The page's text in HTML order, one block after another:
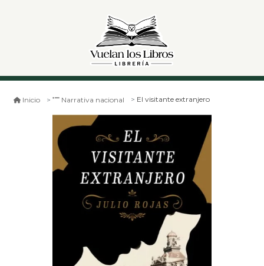
Inicio Narrativa nacional El visitante extranjero